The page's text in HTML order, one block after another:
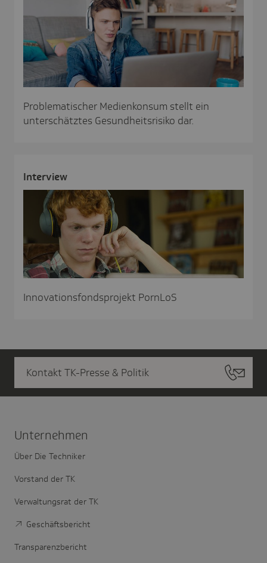
Problematischer Medienkonsum stellt ein
unterschätztes Gesundheitsrisiko dar.
Inter­view
Innovationsfondsprojekt PornLoS
Kontakt TK-Presse & Politik
Unter­nehmen
Über Die Techniker
Vorstand der TK
Verwaltungsrat der TK
Geschäftsbericht
Transparenzbericht